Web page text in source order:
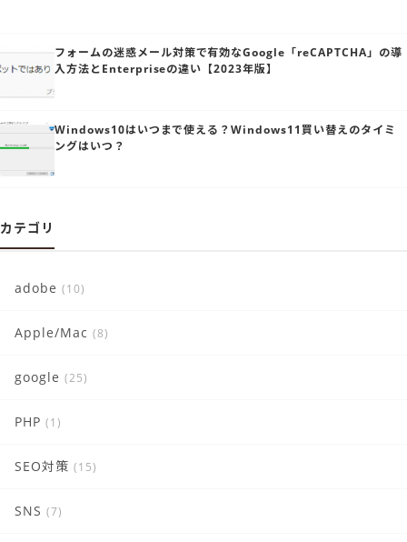
フォームの迷惑メール対策で有効なGoogle「reCAPTCHA」の導
入方法とEnterpriseの違い【2023年版】
Windows10はいつまで使える？Windows11買い替えのタイミ
ングはいつ？
カテゴリ
adobe (10)
Apple/Mac (8)
google (25)
PHP (1)
SEO対策 (15)
SNS (7)